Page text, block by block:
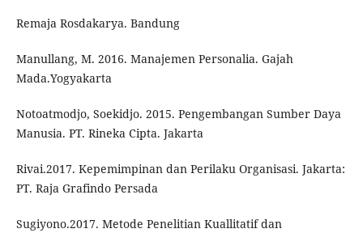
Remaja Rosdakarya. Bandung
Manullang, M. 2016. Manajemen Personalia. Gajah
Mada.Yogyakarta
Notoatmodjo, Soekidjo. 2015. Pengembangan Sumber Daya
Manusia. PT. Rineka Cipta. Jakarta
Rivai.2017. Kepemimpinan dan Perilaku Organisasi. Jakarta:
PT. Raja Grafindo Persada
Sugiyono.2017. Metode Penelitian Kuallitatif dan